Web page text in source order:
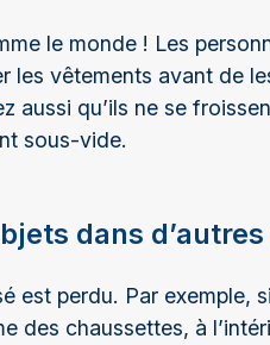
le monde ! Les
les vêtements avant de
aussi qu’ils ne se
sous-vide.
dans
est perdu. Par exemple,
des chaussettes, à